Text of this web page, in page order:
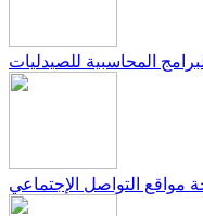
المحاسبية للصيدليات
التواصل الإجتماعي